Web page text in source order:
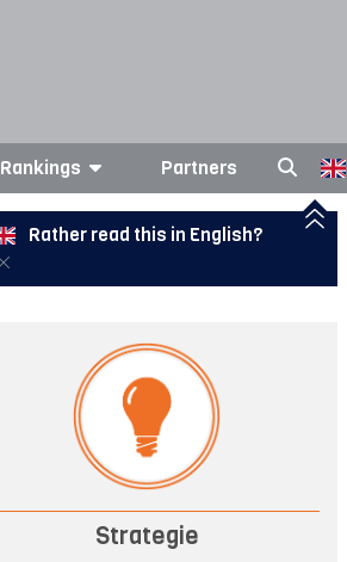
Rankings Partners
Rather read this in English?
Strategie